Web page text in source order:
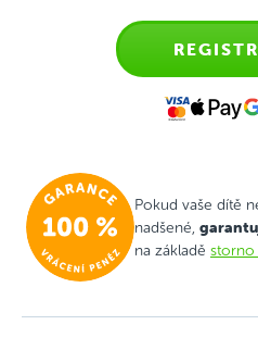
Pokud vaše dítě
nadšené,
na základě storno